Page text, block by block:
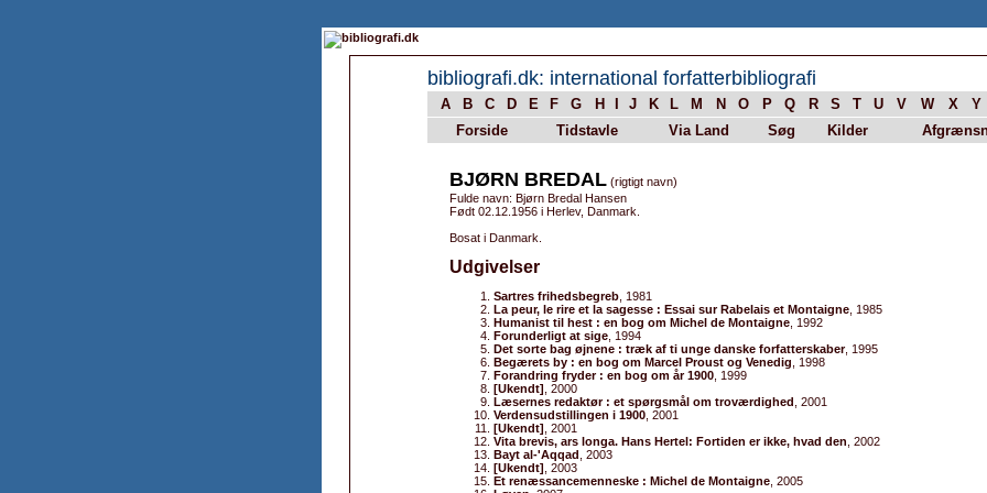
bibliografi.dk: international forfatterbibliografi
A B C D E F G H J K L M N O P Q R S T U V W X Y
Forside
Tidstavle Via Land Søg Kilder
BJØRN BREDAL (rigtigt navn)
Fulde navn: Bjørn Bredal Hansen
Født 02.12.1956 i Herlev, Danmark.
Bosat i Danmark.
Udgivelser
Sartres frihedsbegreb , 1981
La peur, le rire et la sagesse : Essai sur Rabelais et Montaigne , 1985
Humanist til hest : en bog om Michel de Montaigne , 1992
Forunderligt at sige , 1994
Det sorte bag øjnene : træk af ti unge danske forfatterskaber, 1995
Begærets by : en bog om Marcel Proust og Venedig , 1998
Forandring fryder : en bog om år 1900 , 1999
[Ukendt] , 2000
Læsernes redaktør : et spørgsmål om troværdighed , 2001
Verdensudstillingen i 1900 , 2001
[Ukendt] , 2001
Vita brevis, ars longa. Hans Hertel: Fortiden er ikke, hvad den , 2002
Bayt al-'Aqqad , 2003
[Ukendt] , 2003
Et renæssancemenneske : Michel de Montaigne , 2005